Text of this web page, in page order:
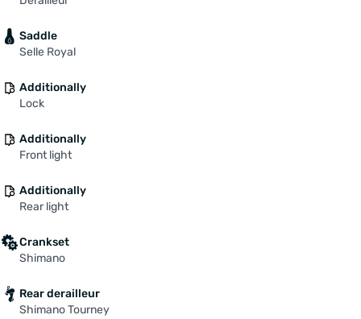
Saddle
Selle Royal
Additionally
Lock
Additionally
Front light
Additionally
Rear light
Crankset
Shimano
Rear derailleur
Shimano Tourney